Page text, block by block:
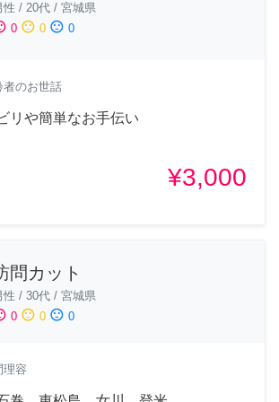
性 / 20代 / 宮城県
0 sentiment_neutral 0 sentiment_dissatisfied 0
者のお世話
リや簡単なお手伝い
¥3,000
問カット
性 / 30代 / 宮城県
0 sentiment_neutral 0 sentiment_dissatisfied 0
理容